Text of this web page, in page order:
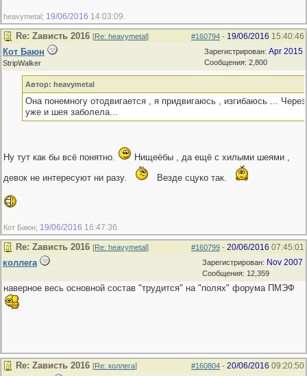
heavymetal; 19/06/2016 14:03:09
#160794 - 19/06/2016 15:40:46
Re: Zависть 2016 [Re: heavymetal]
Зарегистрирован: Apr 2015
Сообщения: 2,800
Кот Баюн
StripWalker
Автор: heavymetal
Она понемногу отодвигается , я придвигаюсь , изгибаюсь ...
уже и шея заболела...
Ну тут как бы всё понятно.
Нищеёбы , да ещё с хилыми шеями ,
девок не интересуют ни разу.
Везде сцуко так.
Кот Баюн; 19/06/2016 16:47:36
#160799 - 20/06/2016 07:45:01
Re: Zависть 2016 [Re: heavymetal]
Зарегистрирован: Nov 2007
Сообщения: 12,359
коллега
наверное весь основной состав "трудится" на "полях" форума ПМЭФ
#160804 - 20/06/2016 09:20:50
Re: Zависть 2016 [Re: коллега]